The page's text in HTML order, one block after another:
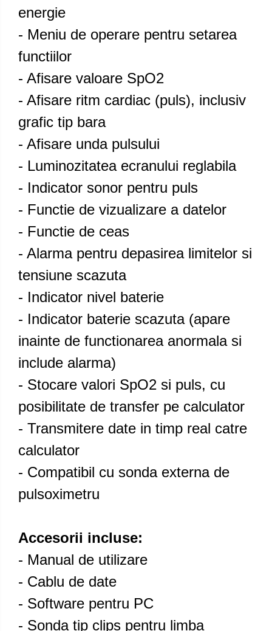
energie
- Meniu de operare pentru setarea
functiilor
- Afisare valoare SpO2
- Afisare ritm cardiac (puls), inclusiv
grafic tip bara
- Afisare unda pulsului
- Luminozitatea ecranului reglabila
- Indicator sonor pentru puls
- Functie de vizualizare a datelor
- Functie de ceas
- Alarma pentru depasirea limitelor si
tensiune scazuta
- Indicator nivel baterie
- Indicator baterie scazuta (apare
inainte de functionarea anormala si
include alarma)
- Stocare valori SpO2 si puls, cu
posibilitate de transfer pe calculator
- Transmitere date in timp real catre
calculator
- Compatibil cu sonda externa de
pulsoximetru
Accesorii incluse:
- Manual de utilizare
- Cablu de date
- Software pentru PC
- Sonda tip clips pentru limba